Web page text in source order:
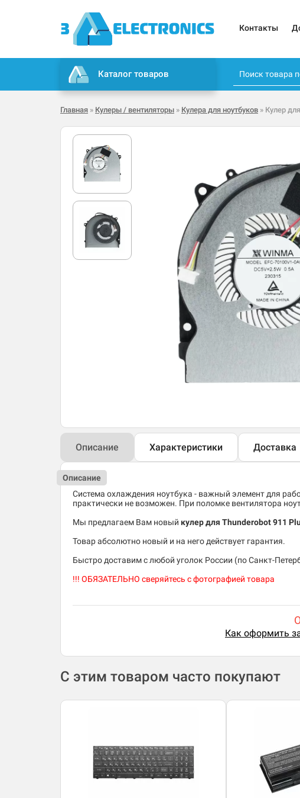
Контакты
Каталог товаров
Главная » Кулеры / вентиляторы » Кулера для ноутбуков » Кулер
Описание Характеристики Доставка
Описание
Система охлаждения ноутбука - важный элемент для
практически не возможен. При поломке вентилятора
Мы предлагаем Вам новый кулер для Thunderobot 911
Товар абсолютно новый и на него действует гарантия.
Быстро доставим с любой уголок России (по Санкт-
!!! ОБЯЗАТЕЛЬНО сверяйтесь с фотографией товара
Как оформить
С этим товаром часто покупают